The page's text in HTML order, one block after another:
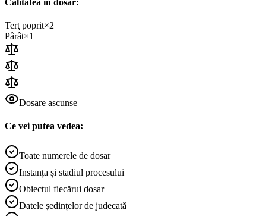
Calitatea în dosar:
Terţ poprit×2
Pârât×1
Dosare ascunse
Ce vei putea vedea:
Toate numerele de dosar
Instanța și stadiul procesului
Obiectul fiecărui dosar
Datele ședințelor de judecată